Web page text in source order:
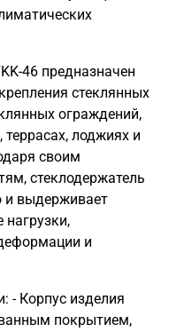
46 предназначен
стеклянных
ограждений,
лоджиях и
своим
стеклодержатель
и выдерживает
нагрузки,
и
- Корпус изделия
покрытием,